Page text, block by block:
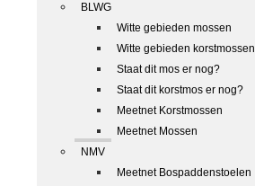
BLWG
Witte gebieden mossen
Witte gebieden korstmossen
Staat dit mos er nog?
Staat dit korstmos er nog?
Meetnet Korstmossen
Meetnet Mossen
NMV
Meetnet Bospaddenstoelen